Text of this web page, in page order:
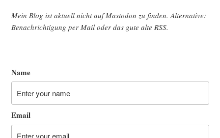
Mein Blog ist aktu­ell nicht auf Mast­o­don zu fin­den. Alter­na­ti­ve:
Benach­rich­ti­gung per Mail oder das gute alte RSS.
Name
Email